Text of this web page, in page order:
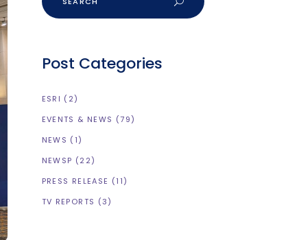
Post Categories
ESRI (2)
EVENTS & NEWS (79)
NEWS (1)
NEWSP (22)
PRESS RELEASE (11)
TV REPORTS (3)